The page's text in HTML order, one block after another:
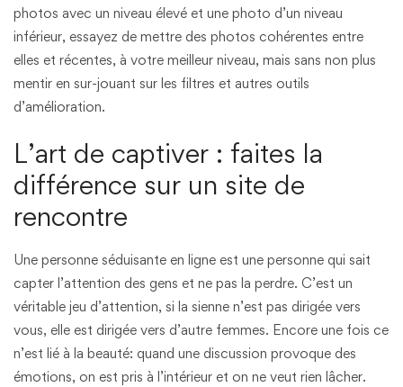
photos avec un niveau élevé et une photo d’un niveau
inférieur, essayez de mettre des photos cohérentes entre
elles et récentes, à votre meilleur niveau, mais sans non plus
mentir en sur-jouant sur les filtres et autres outils
d’amélioration.
L’art de captiver : faites la
différence sur un site de
rencontre
Une personne séduisante en ligne est une personne qui sait
capter l’attention des gens et ne pas la perdre. C’est un
véritable jeu d’attention, si la sienne n’est pas dirigée vers
vous, elle est dirigée vers d’autre femmes. Encore une fois ce
n’est lié à la beauté: quand une discussion provoque des
émotions, on est pris à l’intérieur et on ne veut rien lâcher.